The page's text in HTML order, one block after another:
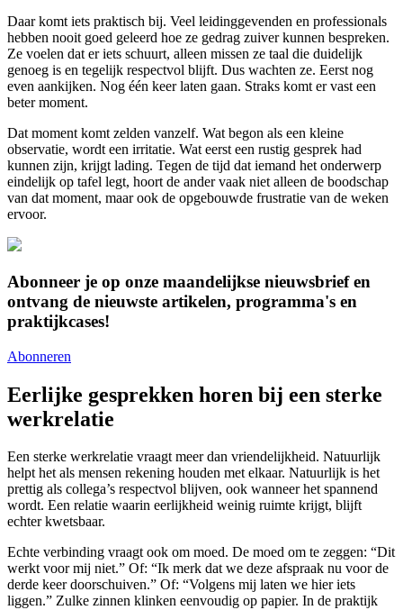
Daar komt iets praktisch bij. Veel leidinggevenden en professionals
hebben nooit goed geleerd hoe ze gedrag zuiver kunnen bespreken.
Ze voelen dat er iets schuurt, alleen missen ze taal die duidelijk
genoeg is en tegelijk respectvol blijft. Dus wachten ze. Eerst nog
even aankijken. Nog één keer laten gaan. Straks komt er vast een
beter moment.
Dat moment komt zelden vanzelf. Wat begon als een kleine
observatie, wordt een irritatie. Wat eerst een rustig gesprek had
kunnen zijn, krijgt lading. Tegen de tijd dat iemand het onderwerp
eindelijk op tafel legt, hoort de ander vaak niet alleen de boodschap
van dat moment, maar ook de opgebouwde frustratie van de weken
ervoor.
Abonneer je op onze maandelijkse nieuwsbrief en
ontvang de nieuwste artikelen, programma's en
praktijkcases!
Abonneren
Eerlijke gesprekken horen bij een sterke
werkrelatie
Een sterke werkrelatie vraagt meer dan vriendelijkheid. Natuurlijk
helpt het als mensen rekening houden met elkaar. Natuurlijk is het
prettig als collega’s respectvol blijven, ook wanneer het spannend
wordt. Een relatie waarin eerlijkheid weinig ruimte krijgt, blijft
echter kwetsbaar.
Echte verbinding vraagt ook om moed. De moed om te zeggen: “Dit
werkt voor mij niet.” Of: “Ik merk dat we deze afspraak nu voor de
derde keer doorschuiven.” Of: “Volgens mij laten we hier iets
liggen.” Zulke zinnen klinken eenvoudig op papier. In de praktijk